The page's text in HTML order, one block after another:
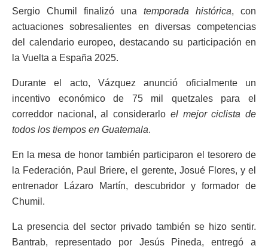
Sergio Chumil finalizó una temporada histórica, con
actuaciones sobresalientes en diversas competencias
del calendario europeo, destacando su participación en
la Vuelta a España 2025.
Durante el acto, Vázquez anunció oficialmente un
incentivo económico de 75 mil quetzales para el
correddor nacional, al considerarlo el mejor ciclista de
todos los tiempos en Guatemala.
En la mesa de honor también participaron el tesorero de
la Federación, Paul Briere, el gerente, Josué Flores, y el
entrenador Lázaro Martín, descubridor y formador de
Chumil.
La presencia del sector privado también se hizo sentir.
Bantrab, representado por Jesús Pineda, entregó a